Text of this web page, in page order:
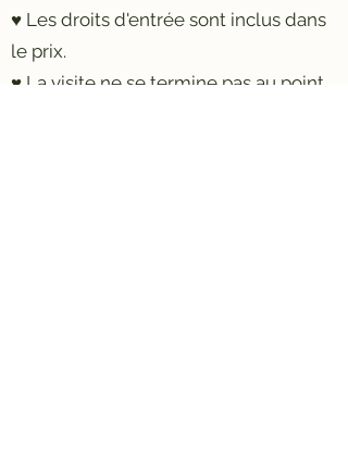
♥ Les droits d'entrée sont inclus dans
le prix.
♥ La visite ne se termine pas au point